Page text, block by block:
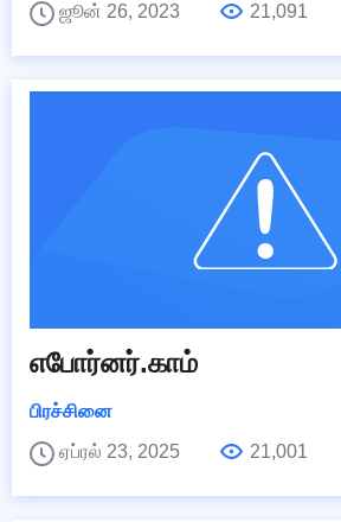
ஜூன் 26, 2023
21,091
எபோர்னர்.காம்
பிரச்சினை
ஏப்ரல் 23, 2025
21,001